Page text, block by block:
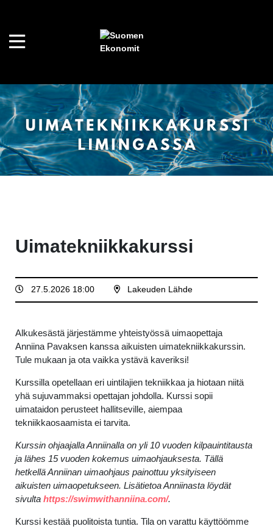
Uimatekniikkakurssi
27.5.2026 18:00 Lakeuden Lähde
Alkukesästä järjestämme yhteistyössä uimaopettaja
Anniina Pavaksen kanssa aikuisten uimatekniikkakurssin.
Tule mukaan ja ota vaikka ystävä kaveriksi!
Kurssilla opetellaan eri uintilajien tekniikkaa ja hiotaan niitä
yhä sujuvammaksi opettajan johdolla. Kurssi sopii
uimataidon perusteet hallitseville, aiempaa
tekniikkaosaamista ei tarvita.
Kurssin ohjaajalla Anniinalla on yli 10 vuoden kilpauintitausta
ja lähes 15 vuoden kokemus uimaohjauksesta. Tällä
hetkellä Anniinan uimaohjaus painottuu yksityiseen
aikuisten uimaopetukseen. Lisätietoa Anniinasta löydät
sivulta https://swimwithanniina.com/.
Kurssi kestää puolitoista tuntia. Tila on varattu käyttöömme